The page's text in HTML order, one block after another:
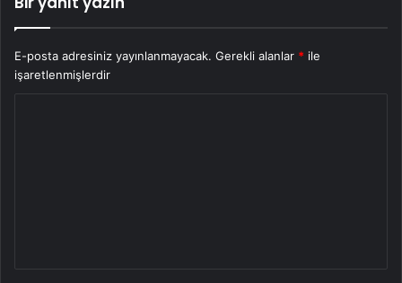
E-posta adresiniz yayınlanmayacak. Gerekli alanlar * ile
işaretlenmişlerdir